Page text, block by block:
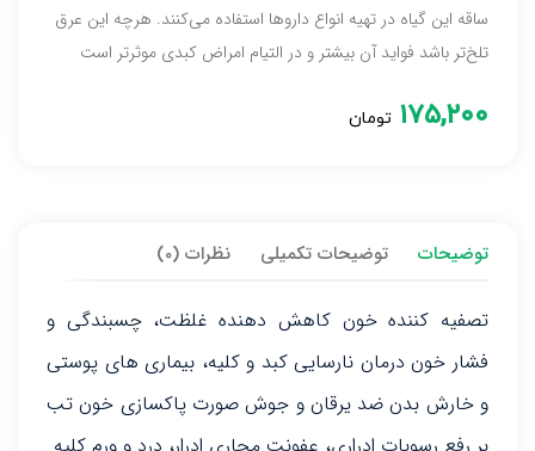
ساقه این گیاه در تهیه انواع داروها استفاده می‌کنند. هرچه این عرق
تلخ‌تر باشد فواید آن بیشتر و در التیام امراض کبدی موثرتر است
۱۷۵,۲۰۰ تومان
توضیحات توضیحات تکمیلی نظرات (0)
تصفیه کننده خون کاهش دهنده غلظت، چسبندگی و
فشار خون درمان نارسایی کبد و کلیه، بیماری های پوستی
و خارش بدن ضد یرقان و جوش صورت پاکسازی خون تب